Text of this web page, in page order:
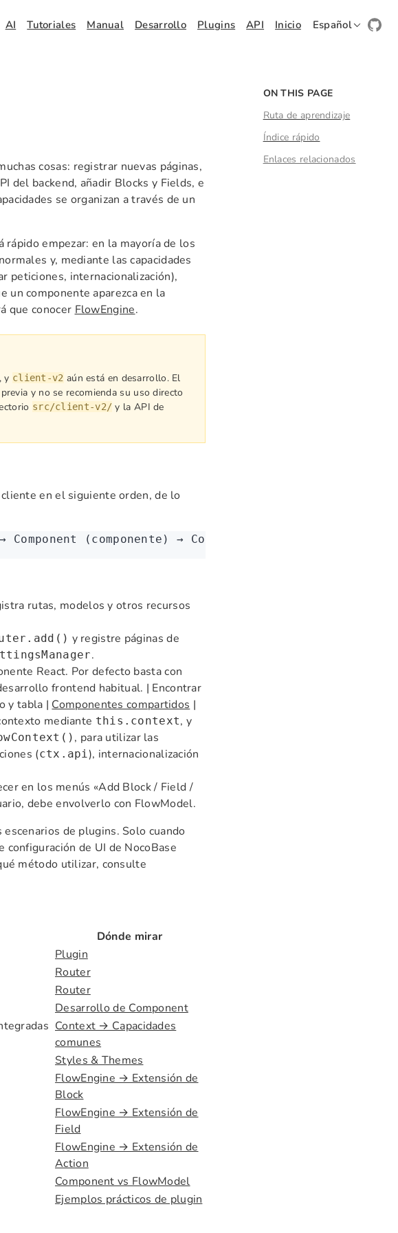
AI Tutoriales Manual Desarrollo Plugins API Inicio Español
cosas: registrar nuevas páginas,
del backend, añadir Blocks y Fields, e
se organizan a través de un
empezar: en la mayoría de los
y, mediante las capacidades
peticiones, internacionalización),
un componente aparezca en la
que conocer FlowEngine.
, y client-v2 aún está en desarrollo. El
y no se recomienda su uso directo
src/client-v2/ y la API de
en el siguiente orden, de lo
(componente) → Context (contexto) →
rutas, modelos y otros recursos
y registre páginas de
.
React. Por defecto basta con
frontend habitual. | Encontrar
y tabla | Componentes compartidos |
mediante this.context, y
, para utilizar las
(ctx.api), internacionalización
en los menús «Add Block / Field /
debe envolverlo con FlowModel.
de plugins. Solo cuando
de UI de NocoBase
método utilizar, consulte
Dónde mirar
Plugin
Router
Router
Desarrollo de Component
Context → Capacidades
comunes
Styles & Themes
FlowEngine → Extensión de
Block
FlowEngine → Extensión de
Field
FlowEngine → Extensión de
Action
Component vs FlowModel
Ejemplos prácticos de plugin
ON THIS PAGE
Ruta de aprendizaje
Índice rápido
Enlaces relacionados